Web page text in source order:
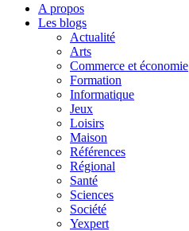
A propos
Les blogs
Actualité
Arts
Commerce et économie
Formation
Informatique
Jeux
Loisirs
Maison
Références
Régional
Santé
Sciences
Société
Yexpert